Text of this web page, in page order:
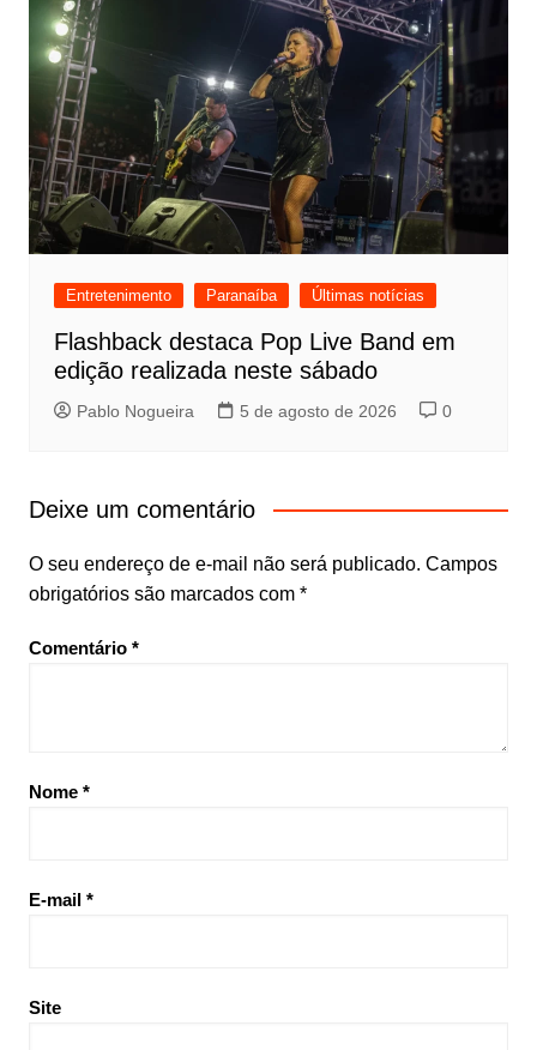
Entretenimento Paranaíba Últimas notícias
Flashback destaca Pop Live Band em
edição realizada neste sábado
Pablo Nogueira 5 de agosto de 2026 0
Deixe um comentário
O seu endereço de e-mail não será publicado. Campos
obrigatórios são marcados com *
Comentário *
Nome *
E-mail *
Site